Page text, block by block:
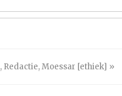
, Redactie,Moessar [ethiek] »